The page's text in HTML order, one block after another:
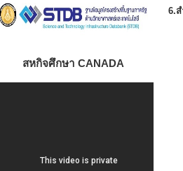
สหกิจศึกษา CANADA
6.